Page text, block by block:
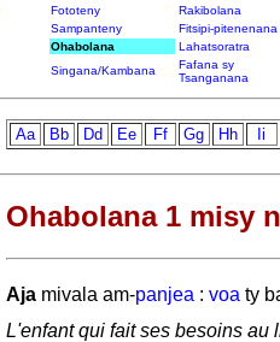
Fototeny
Rakibolana
Sampanteny
Fitsipi-pitenenana
Ohabolana
Lahatsoratra
Singana/Kambana
Fafana sy
Tsanganana
Aa Bb Dd Ee Ff Gg Hh Ii
Ohabolana 1 misy
Ajamivala am-panjea : voa ty
L'enfant qui fait ses besoins au